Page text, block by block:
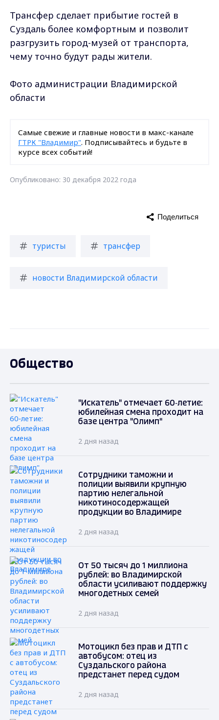
Трансфер сделает прибытие гостей в
Суздаль более комфортным и позволит
разгрузить город-музей от транспорта,
чему точно будут рады жители.
Фото администрации Владимирской
области
Самые свежие и главные новости в макс-канале
ГТРК "Владимир". Подписывайтесь и будьте в
курсе всех событий!
Опубликовано: 30 декабря 2022 года
туристы трансфер
новости Владимирской области
Поделиться
Общество
"Искатель" отмечает 60‑летие:
юбилейная смена проходит на
базе центра "Олимп"
2 дня назад
Сотрудники таможни и
полиции выявили крупную
партию нелегальной
никотиносодержащей
продукции во Владимире
2 дня назад
От 50 тысяч до 1 миллиона
рублей: во Владимирской
области усиливают поддержку
многодетных семей
2 дня назад
Мотоцикл без прав и ДТП с
автобусом: отец из
Суздальского района
предстанет перед судом
2 дня назад